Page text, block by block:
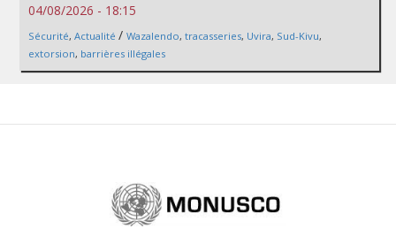
04/08/2026 - 18:15
Sécurité, Actualité / Wazalendo, tracasseries, Uvira, Sud-Kivu,
extorsion, barrières illégales